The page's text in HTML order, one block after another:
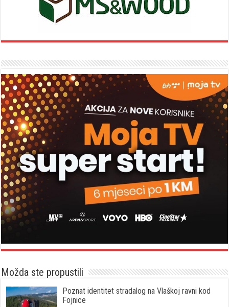
Možda ste propustili
Poznat identitet stradalog na Vlaškoj ravni kod
Fojnice